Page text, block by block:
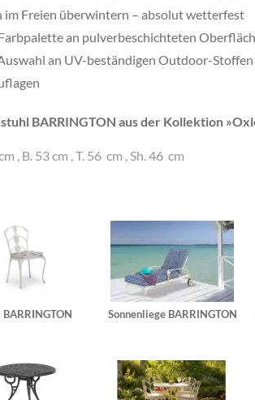
im Freien überwintern – absolut wetterfest
an pulverbeschichteten
an UV-beständigen Outdoor-
BARRINGTON aus der Kollektion »
, B. 53 cm ,T. 56 cm ,Sh. 46 cm
BARRINGTON Sonnenliege BARRINGTON